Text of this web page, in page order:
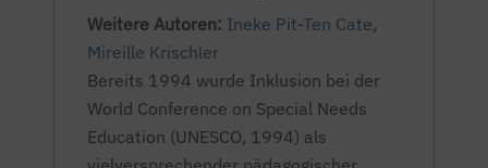
Weitere Autoren: Ineke Pit-Ten Cate,
Mireille Krischler
Bereits 1994 wurde Inklusion bei der
World Conference on Special Needs
Education (UNESCO, 1994) als